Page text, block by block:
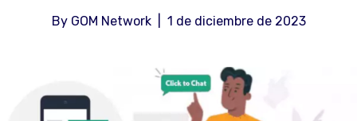
By GOM Network 1 de diciembre de 2023